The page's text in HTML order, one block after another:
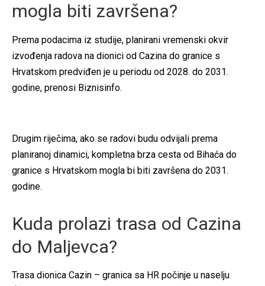
mogla biti završena?
Prema podacima iz studije, planirani vremenski okvir
izvođenja radova na dionici od Cazina do granice s
Hrvatskom predviđen je u periodu od 2028. do 2031.
godine, prenosi Biznisinfo.
Drugim riječima, ako se radovi budu odvijali prema
planiranoj dinamici, kompletna brza cesta od Bihaća do
granice s Hrvatskom mogla bi biti završena do 2031.
godine.
Kuda prolazi trasa od Cazina
do Maljevca?
Trasa dionica Cazin – granica sa HR počinje u naselju